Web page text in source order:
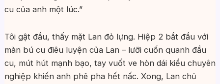
cu của anh một lúc.”
Tôi gật đầu, thấy mặt Lan đỏ lựng. Hiệp 2 bắt đầu với
màn bú cu điêu luyện của Lan – lưỡi cuốn quanh đầu
cu, mút hút mạnh bạo, tay vuốt ve hòn dái kiểu chuyên
nghiệp khiến anh phê pha hết nấc. Xong, Lan chủ